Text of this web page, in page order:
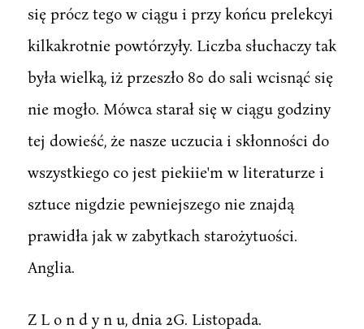
się prócz tego w ciągu i przy końcu prelekcyi
kilkakrotnie powtórzyły. Liczba słuchaczy tak
była wielką, iż przeszło 80 do sali wcisnąć się
nie mogło. Mówca starał się w ciągu godziny
tej dowieść, że nasze uczucia i skłonności do
wszystkiego co jest piekiie'm w literaturze i
sztuce nigdzie pewniejszego nie znajdą
prawidła jak w zabytkach starożytuości.
Anglia.
Z L o n d y n u, dnia 2G. Listopada.